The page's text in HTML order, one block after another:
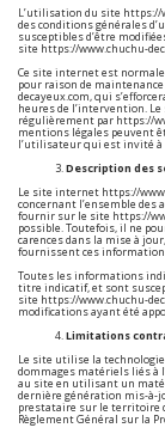
L’utilisation du site https://
des conditions générales
susceptibles d’être
site https://www.chuchu-
Ce site internet est
pour raison de
decayeux.com, qui
heures de l’intervention. Le
régulièrement par https://
mentions légales peuvent
l’utilisateur qui est invité à
Description des
Le site internet https://
concernant l’ensemble des
fournir sur le site https://
possible. Toutefois, il ne
carences dans la mise à
fournissent ces
Toutes les informations
titre indicatif, et sont
site https://www.chuchu-
modifications ayant été
Limitations
Le site utilise la
dommages matériels liés à
au site en utilisant un
dernière génération mis-à-
prestataire sur le territoire
Règlement Général sur la